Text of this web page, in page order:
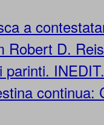
a
Robert D.
continua: